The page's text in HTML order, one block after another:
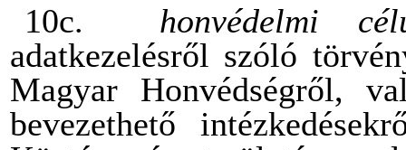
10c.
honvédelmi
adatkezelésről szóló
Magyar Honvédségről,
bevezethető